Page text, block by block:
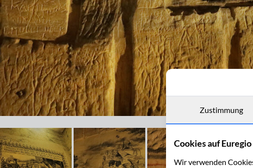
Bild mit religiösem Motiv, Grotten Zonnenberg bei Maastricht
Zustimmung
Cookies auf
Wir verwenden